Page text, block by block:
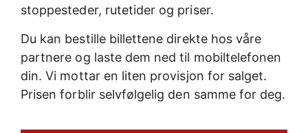
stoppesteder, rutetider og priser.
Du kan bestille billettene direkte hos våre
partnere og laste dem ned til mobiltelefonen
din. Vi mottar en liten provisjon for salget.
Prisen forblir selvfølgelig den samme for deg.